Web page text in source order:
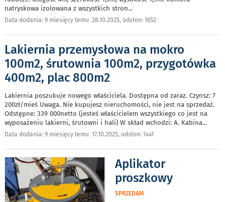
natryskowa izolowana z wszystkich stron...
Data dodania: 9 miesięcy temu 28.10.2025, odsłon: 1652
Lakiernia przemysłowa na mokro
100m2, śrutownia 100m2, przygotówka
400m2, plac 800m2
Lakiernia poszukuje nowego właściciela. Dostępna od zaraz. Czynsz: 7
200zł/mieś Uwaga. Nie kupujesz nieruchomości, nie jest na sprzedaż.
Odstępne: 339 000netto (jesteś właścicielem wszystkiego co jest na
wyposażeniu lakierni, śrutowni i hali) W skład wchodzi: A. Kabina...
Data dodania: 9 miesięcy temu 17.10.2025, odsłon: 1441
Aplikator
proszkowy
SPRZEDAM